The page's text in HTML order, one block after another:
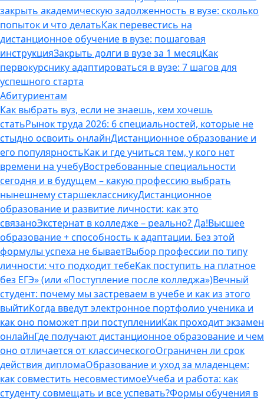
закрыть академическую задолженность в вузе: сколько
попыток и что делатьКак перевестись на
дистанционное обучение в вузе: пошаговая
инструкцияЗакрыть долги в вузе за 1 месяцКак
первокурснику адаптироваться в вузе: 7 шагов для
успешного старта
Абитуриентам
Как выбрать вуз, если не знаешь, кем хочешь
статьРынок труда 2026: 6 специальностей, которые не
стыдно освоить онлайнДистанционное образование и
его популярностьКак и где учиться тем, у кого нет
времени на учебуВостребованные специальности
сегодня и в будущем – какую профессию выбрать
нынешнему старшеклассникуДистанционное
образование и развитие личности: как это
связаноЭкстернат в колледже – реально? Да!Высшее
образование + способность к адаптации. Без этой
формулы успеха не бываетВыбор профессии по типу
личности: что подходит тебеКак поступить на платное
без ЕГЭ» (или «Поступление после колледжа»)Вечный
студент: почему мы застреваем в учебе и как из этого
выйтиКогда введут электронное портфолио ученика и
как оно поможет при поступленииКак проходит экзамен
онлайнГде получают дистанционное образование и чем
оно отличается от классическогоОграничен ли срок
действия дипломаОбразование и уход за младенцем:
как совместить несовместимоеУчеба и работа: как
студенту совмещать и все успевать?Формы обучения в